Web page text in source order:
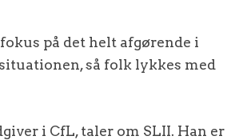
på det helt afgørende i
så folk lykkes med
i CfL, taler om SLII. Han er